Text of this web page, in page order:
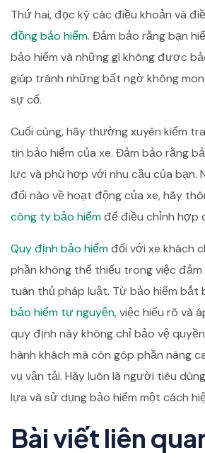
Thứ hai, đọc kỹ các điều khoản và
đồng bảo hiểm. Đảm bảo rằng bạn
bảo hiểm và những gì không được
giúp tránh những bất ngờ không
sự cố.
Cuối cùng, hãy thường xuyên kiểm
tin bảo hiểm của xe. Đảm bảo rằng
lực và phù hợp với nhu cầu của bạn.
đổi nào về hoạt động của xe, hãy
công ty bảo hiểmđể điều chỉnh hợp
Quy định bảo hiểmđối với xe khách
phần không thể thiếu trong việc
tuân thủ pháp luật. Từ bảo hiểm bắt
bảo hiểm tự nguyện, việc hiểu rõ và
quy định này không chỉ bảo vệ
hành khách mà còn góp phần nâng
vụ vận tải. Hãy luôn là người tiêu
lựa và sử dụng bảo hiểm một cách
Bài viết liên